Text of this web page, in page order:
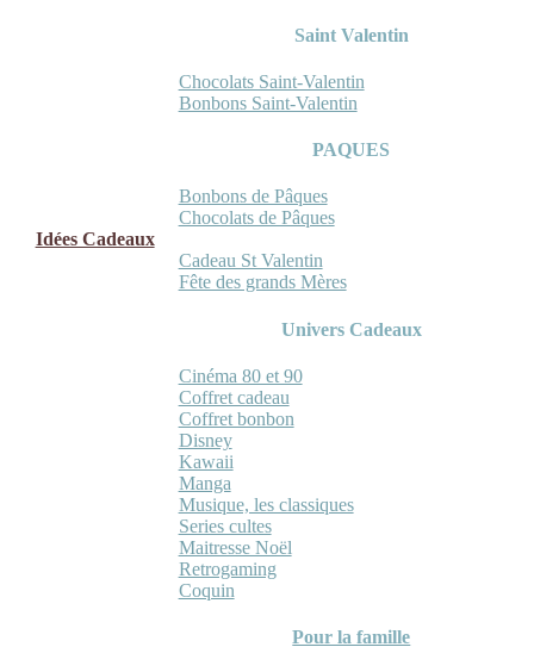
Saint Valentin
Chocolats Saint-Valentin
Bonbons Saint-Valentin
PAQUES
Bonbons de Pâques
Chocolats de Pâques
Idées Cadeaux
Cadeau St Valentin
Fête des grands Mères
Univers Cadeaux
Cinéma 80 et 90
Coffret cadeau
Coffret bonbon
Disney
Kawaii
Manga
Musique, les classiques
Series cultes
Maitresse Noël
Retrogaming
Coquin
Pour la famille